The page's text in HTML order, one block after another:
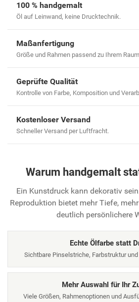
100 % handgemalt
Öl auf Leinwand, keine Drucktechnik.
Maßanfertigung
Größe und Rahmen passend zu Ihrem
Geprüfte Qualität
Kontrolle von Farbe, Komposition und
Kostenloser Versand
Schneller Versand per Luftfracht.
Warum handgemalt
Ein Kunstdruck kann dekorativ
Reproduktion bietet mehr Tiefe,
deutlich persönlichere
Echte Ölfarbe statt
Sichtbare Pinselstriche, Farbstruktur
Mehr Auswahl für Ihr
Viele Größen, Rahmenoptionen und